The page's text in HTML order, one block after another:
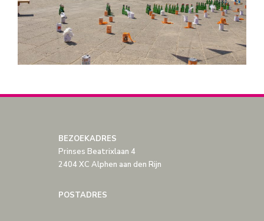
BEZOEKADRES
Prinses Beatrixlaan 4
2404 XC Alphen aan den Rijn
POSTADRES